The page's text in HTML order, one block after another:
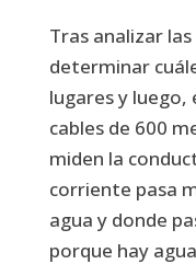
Tras analizar
determinar
lugares y luego,
cables de 600
miden la
corriente pasa
agua y donde
porque hay